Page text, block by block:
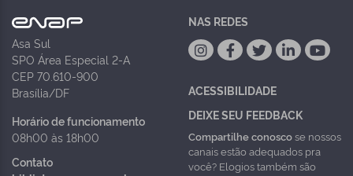
Asa Sul
SPO Área Especial 2-A
CEP 70.610-900
Brasília/DF
Horário de funcionamento
08h00 às 18h00
Contato
NAS REDES
ACESSIBILIDADE
DEIXE SEU FEEDBACK
Compartilhe conoscose nossos
canais estão adequados pra
você? Elogios também são